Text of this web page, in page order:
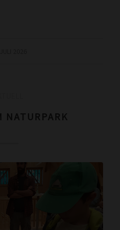
NATURPARK